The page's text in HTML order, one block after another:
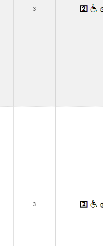
3
3